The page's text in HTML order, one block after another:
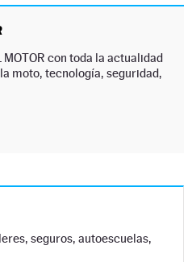
con toda la actualidad
moto, tecnología, seguridad,
seguros, autoescuelas,